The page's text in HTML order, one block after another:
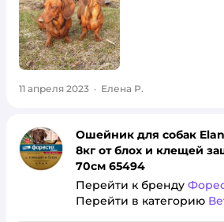
11 апреля 2023 · Елена Р.
Ошейник для собак
8кг от блох и клещей
70см 65494
Перейти к бренду
Перейти в категорию